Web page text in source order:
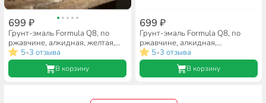
699 ₽
Грунт-эмаль Formula Q8, по
ржавчине, алкидная, желтая,
1.8 кг
5•3 отзыва
В корзину
699 ₽
Грунт-эмаль Formula Q8, по
ржавчине, алкидная,
коричневая, 1.8 кг
5•3 отзыва
В корзину